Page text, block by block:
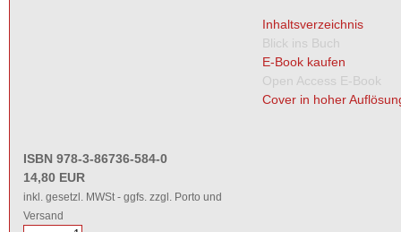
Inhaltsverzeichnis
Blick ins Buch
E-Book kaufen
Open Access E-Book
Cover in hoher
ISBN 978-3-86736-584-0
14,80 EUR
inkl. gesetzl. MWSt - ggfs. zzgl. Porto und
Versand